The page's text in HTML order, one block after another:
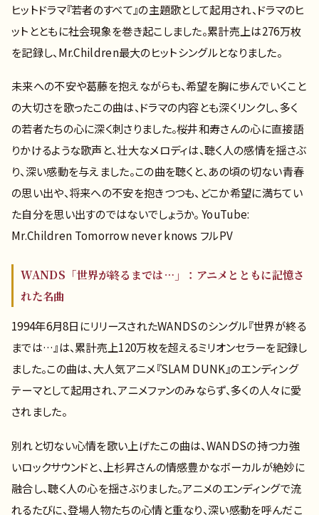
ヒットドラマ『若者のすべて』の主題歌として起用され、ドラマのヒ
ットとともに社会現象を巻き起こしました。累計売上は276万枚
を記録し、Mr.Children最大のヒットシングルとなりました。
未来への不安や葛藤を抱えながらも、希望を胸に歩んでいくこと
の大切さを歌ったこの曲は、ドラマの内容とも深くリンクし、多く
の若者たちの心に深く刺さりました。桜井和寿さんの心に直接語
りかけるような歌声と、壮大なメロディは、聴く人の感情を揺さぶ
り、深い感動を与えました。この曲を聴くと、あの頃の切ない青春
の思い出や、将来への不安を抱きつつも、どこか希望に満ちてい
た自分を思い出すのではないでしょうか。 YouTube:
Mr.Children Tomorrow never knows フルPV
WANDS「世界が終るまでは…」：アニメとともに記憶さ
れた名曲
1994年6月8日にリリースされたWANDSのシングル『世界が終る
までは…』は、累計売上120万枚を超えるミリオンセラーを記録し
ました。この曲は、大人気アニメ『SLAM DUNK』のエンディング
テーマとして起用され、アニメファンのみならず、多くの人々に愛
されました。
別れと切ない心情を歌い上げたこの曲は、WANDSの持つ力強
いロックサウンドと、上杉昇さんの情感豊かなボーカルが絶妙に
融合し、聴く人の心を揺さぶりました。アニメのエンディングで流
れるたびに、登場人物たちの心情と重なり、深い感動を呼んだこ